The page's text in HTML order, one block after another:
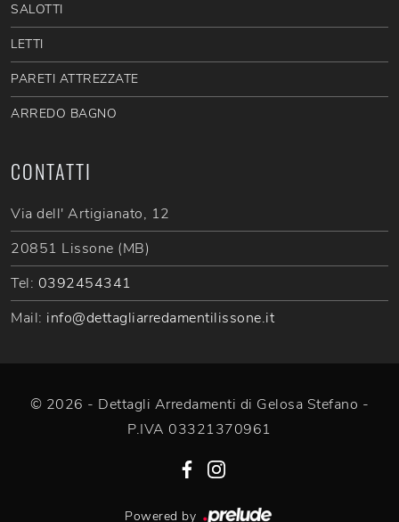
SALOTTI
LETTI
PARETI ATTREZZATE
ARREDO BAGNO
CONTATTI
Via dell' Artigianato, 12
20851 Lissone (MB)
Tel: 0392454341
Mail: info@dettagliarredamentilissone.it
© 2026 - Dettagli Arredamenti di Gelosa Stefano -
P.IVA 03321370961
Powered by